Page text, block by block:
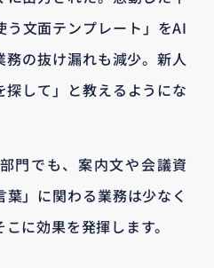
文面テンプレート」をAI
務の抜け漏れも減少。新人
して」と教えるようにな
門でも、案内文や会議資
」に関わる業務は少なく
に効果を発揮します。